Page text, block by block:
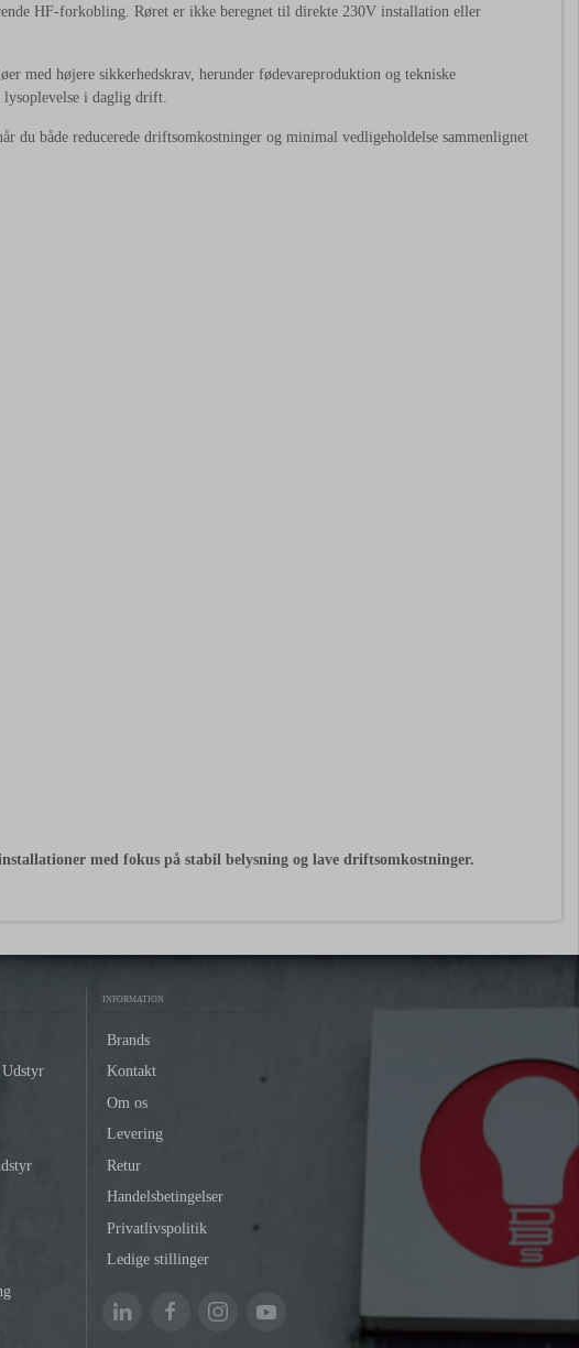
HF-forkobling. Røret er ikke beregnet til direkte 230V installation eller
med højere sikkerhedskrav, herunder fødevareproduktion og tekniske
lysoplevelse i daglig drift.
både reducerede driftsomkostninger og minimal vedligeholdelse sammenlignet
med fokus på stabil belysning og lave driftsomkostninger.
INFORMATION
Brands
Kontakt
Om os
Levering
Retur
Handelsbetingelser
Privatlivspolitik
Ledige stillinger